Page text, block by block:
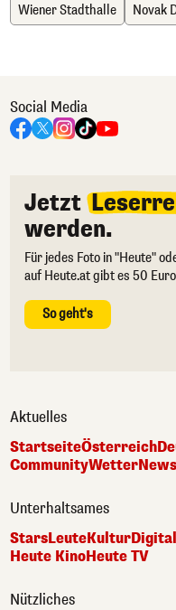
Wiener Stadthalle Novak
Social Media
Jetzt
werden.
Für jedes Foto in "Heute"
auf Heute.at gibt es 50
So geht's
Aktuelles
StartseiteÖsterreich
CommunityWetter
Unterhaltsames
StarsLeuteKulturDigital
Heute KinoHeute TV
Nützliches